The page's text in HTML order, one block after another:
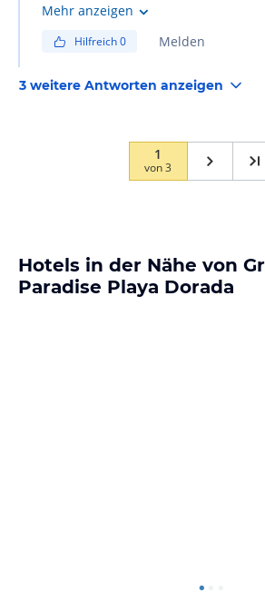
Mehr anzeigen
Hilfreich0 Melden
3 weitere Antworten anzeigen
1
von3
Hotels in der Nähe von
Paradise Playa Dorada